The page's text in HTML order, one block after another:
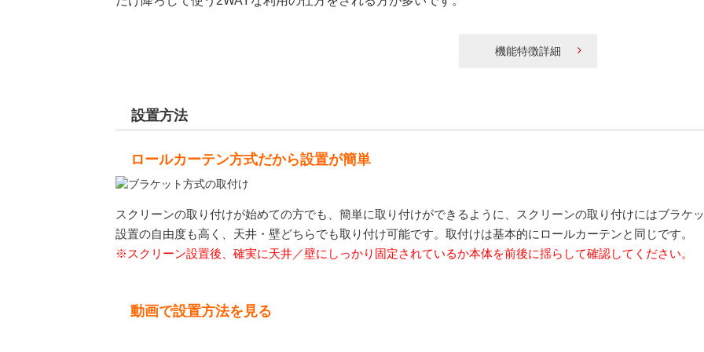
機能特徴詳細
設置方法
ロールカーテン方式だから設置が簡単
スクリーンの取り付けが始めての方でも、簡単に取り付けができるように、スクリーンの取り付けにはブラケ
設置の自由度も高く、天井・壁どちらでも取り付け可能です。取付けは基本的にロールカーテンと同じです。
※スクリーン設置後、確実に天井／壁にしっかり固定されているか本体を前後に揺らして確認してください。
動画で設置方法を見る